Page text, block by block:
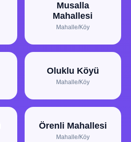
Musalla
Mahallesi
Mahalle/Köy
Oluklu Köyü
Mahalle/Köy
Örenli Mahallesi
Mahalle/Köy